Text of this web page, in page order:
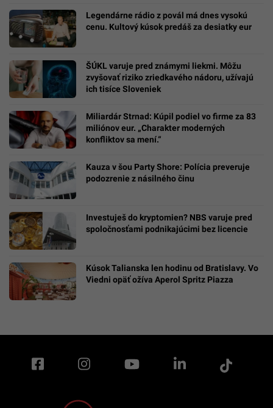
Legendárne rádio z povál má dnes vysokú
cenu. Kultový kúsok predáš za desiatky eur
ŠÚKL varuje pred známymi liekmi. Môžu
zvyšovať riziko zriedkavého nádoru, užívajú
ich tisíce Sloveniek
Miliardár Strnad: Kúpil podiel vo firme za 83
miliónov eur. „Charakter moderných
konfliktov sa mení.“
Kauza v šou Party Shore: Polícia preveruje
podozrenie z násilného činu
Investuješ do kryptomien? NBS varuje pred
spoločnosťami podnikajúcimi bez licencie
Kúsok Talianska len hodinu od Bratislavy. Vo
Viedni opäť ožíva Aperol Spritz Piazza